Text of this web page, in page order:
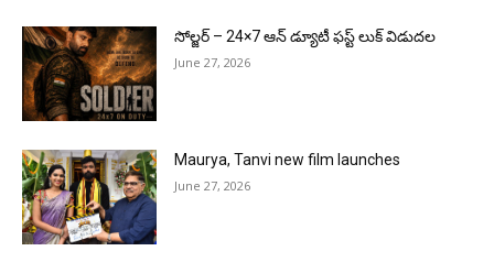
సోల్జర్ – 24×7 ఆన్ డ్యూటీ ఫస్ట్ లుక్ విడుదల
June 27, 2026
Maurya, Tanvi new film launches
June 27, 2026